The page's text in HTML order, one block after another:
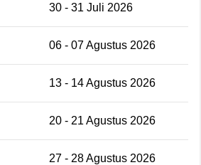
30 - 31 Juli 2026
06 - 07 Agustus 2026
13 - 14 Agustus 2026
20 - 21 Agustus 2026
27 - 28 Agustus 2026